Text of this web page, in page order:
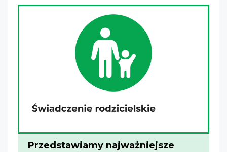
Przedstawiamy najważniejsze